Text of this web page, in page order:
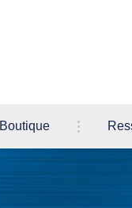
Boutique